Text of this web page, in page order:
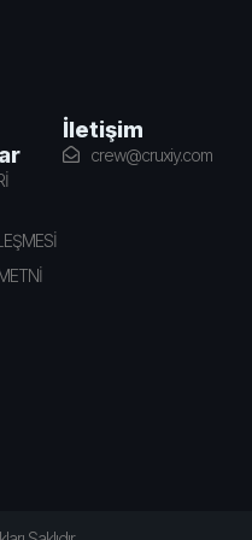
İletişim
crew@cruxiy.com